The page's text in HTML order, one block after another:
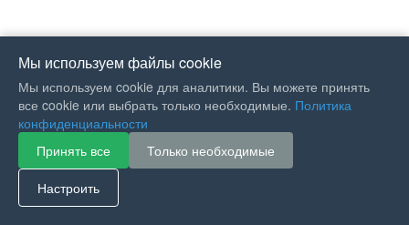
Мы используем файлы cookie
Мы используем cookie для аналитики. Вы можете принять
все cookie или выбрать только необходимые. Политика
конфиденциальности
Принять все
Только необходимые
Настроить
If you like Guitar Songs, you
can buy me a coffee :)